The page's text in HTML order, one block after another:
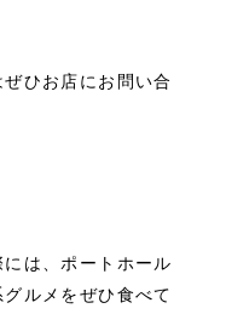
ひお店にお問い合
は、ポートホール
ルメをぜひ食べて